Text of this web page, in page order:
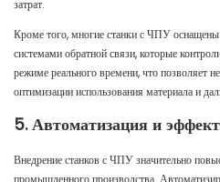
затрат.
Кроме того, многие станки с ЧПУ
системами обратной связи, которые
режиме реального времени, что позволяет
оптимизации использования материала и
5. Автоматизация и
Внедрение станков с ЧПУ значительно